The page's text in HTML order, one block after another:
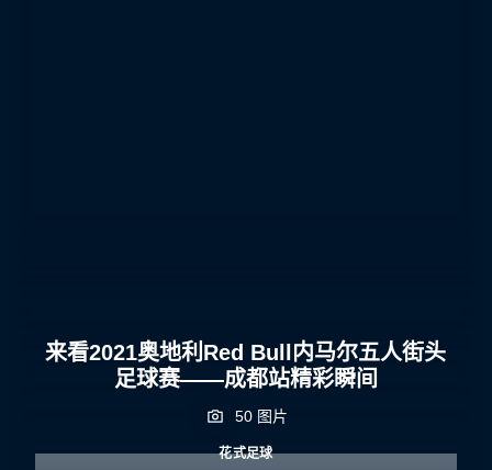
来看2021奥地利Red Bull内马尔五人街头
足球赛——成都站精彩瞬间
50 图片
花式足球